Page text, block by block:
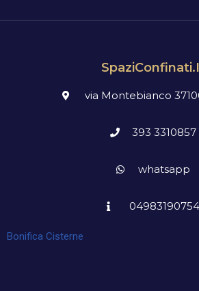
via Montebianco
393 3310857
whatsapp
04983190754
Bonifica Cisterne